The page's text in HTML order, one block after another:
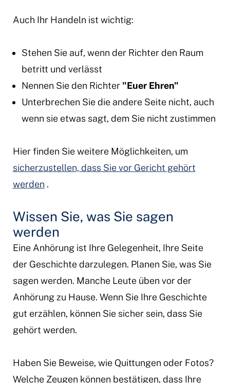
Auch Ihr Handeln ist wichtig:
Stehen Sie auf, wenn der Richter den Raum
betritt und verlässt
Nennen Sie den Richter "Euer Ehren"
Unterbrechen Sie die andere Seite nicht, auch
wenn sie etwas sagt, dem Sie nicht zustimmen
Hier finden Sie weitere Möglichkeiten, um
sicherzustellen, dass Sie vor Gericht gehört
werden .
Wissen Sie, was Sie sagen
werden
Eine Anhörung ist Ihre Gelegenheit, Ihre Seite
der Geschichte darzulegen. Planen Sie, was Sie
sagen werden. Manche Leute üben vor der
Anhörung zu Hause. Wenn Sie Ihre Geschichte
gut erzählen, können Sie sicher sein, dass Sie
gehört werden.
Haben Sie Beweise, wie Quittungen oder Fotos?
Welche Zeugen können bestätigen, dass Ihre